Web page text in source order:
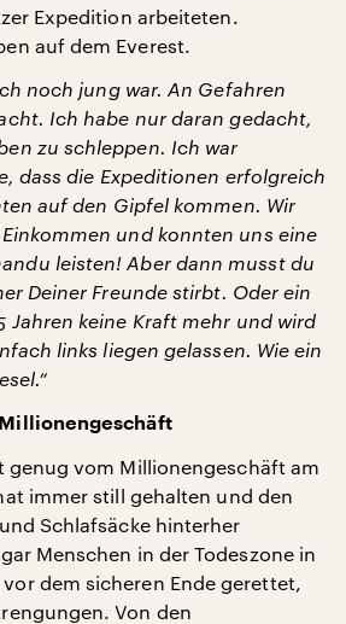
Expedition arbeiteten.
auf dem Everest.
noch jung war. An Gefahren
Ich habe nur daran gedacht,
zu schleppen. Ich war
dass die Expeditionen erfolgreich
auf den Gipfel kommen. Wir
und konnten uns eine
leisten! Aber dann musst du
Deiner Freunde stirbt. Oder ein
Jahren keine Kraft mehr und wird
links liegen gelassen. Wie ein
genug vom Millionengeschäft am
immer still gehalten und den
Schlafsäcke hinterher
Menschen in der Todeszone in
dem sicheren Ende gerettet,
Von den